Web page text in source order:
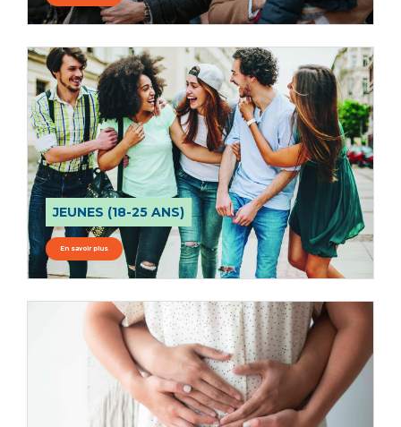
JEUNES (18-25 ANS)
En savoir plus